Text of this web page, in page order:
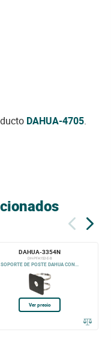
DAHUA-4705.
DAHUA-3354N
DH-PFA152-E-B
SOPORTE DE POSTE DAHUA CON...
Ver precio